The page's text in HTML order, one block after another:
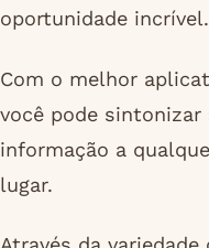
oportunidade incrível.
Com o melhor
você pode sintonizar
informação a
lugar.